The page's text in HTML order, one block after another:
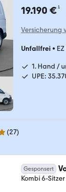
19.190 €¹
Versicherung
Unfallfrei •
1. Hand /
UPE:
(27)
Gesponsert
Kombi 6-